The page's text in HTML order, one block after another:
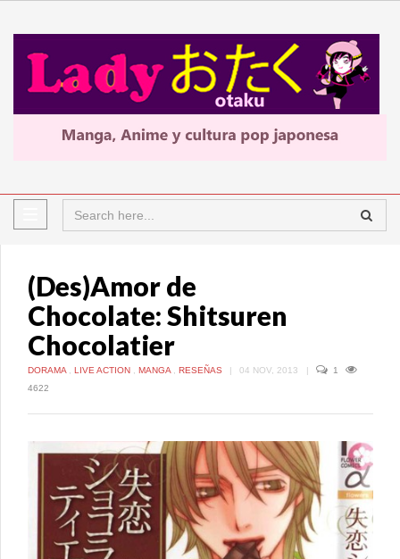
(Des)Amor de
Chocolate: Shitsuren
Chocolatier
DORAMA , LIVE ACTION , MANGA , RESEÑAS | 04 NOV, 2013 |
1
4622